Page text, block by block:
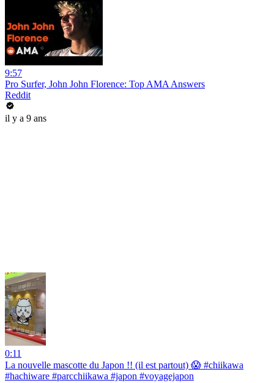
9:57
Pro Surfer, John John Florence: Top AMA Answers
Reddit
il y a 9 ans
0:11
La nouvelle mascotte du Japon !! (il est partout) 😱 #chiikawa
#hachiware #parcchiikawa #japon #voyagejapon